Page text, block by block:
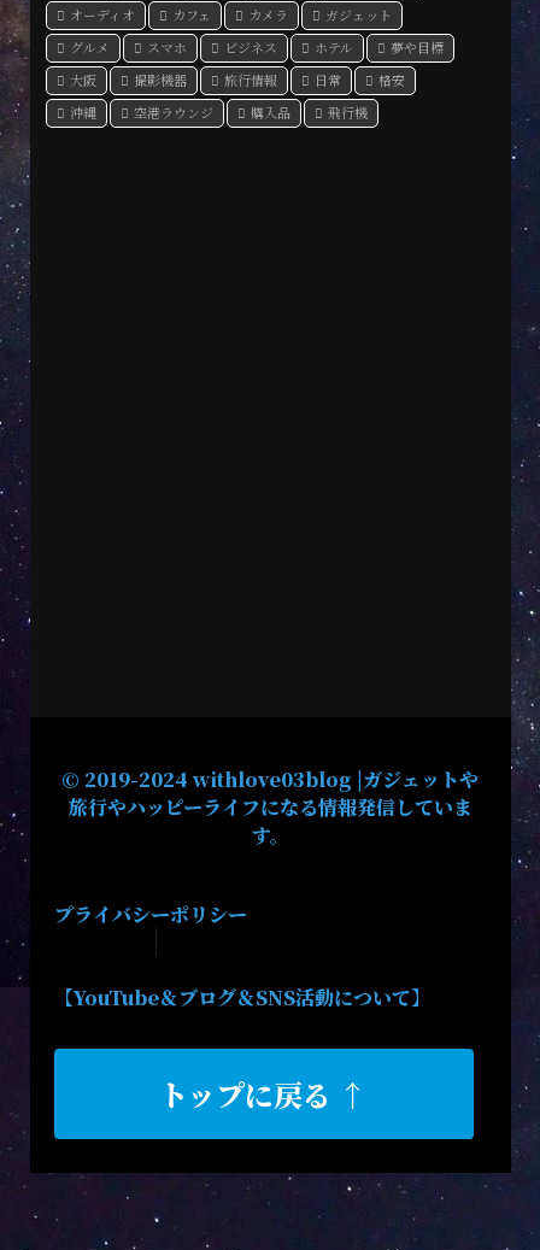
オーディオ
カフェ カメラ
ガジェット
グルメ
スマホ ビジネス ホテル
夢や目標
大阪
撮影機器 旅行情報 日常
格安
沖縄
空港ラウンジ 購入品 飛行機
© 2019-2024 withlove03blog |ガジェットや
旅行やハッピーライフになる情報発信していま
す。
プライバシーポリシー
【YouTube＆ブログ＆SNS活動について】
トップに戻る ↑